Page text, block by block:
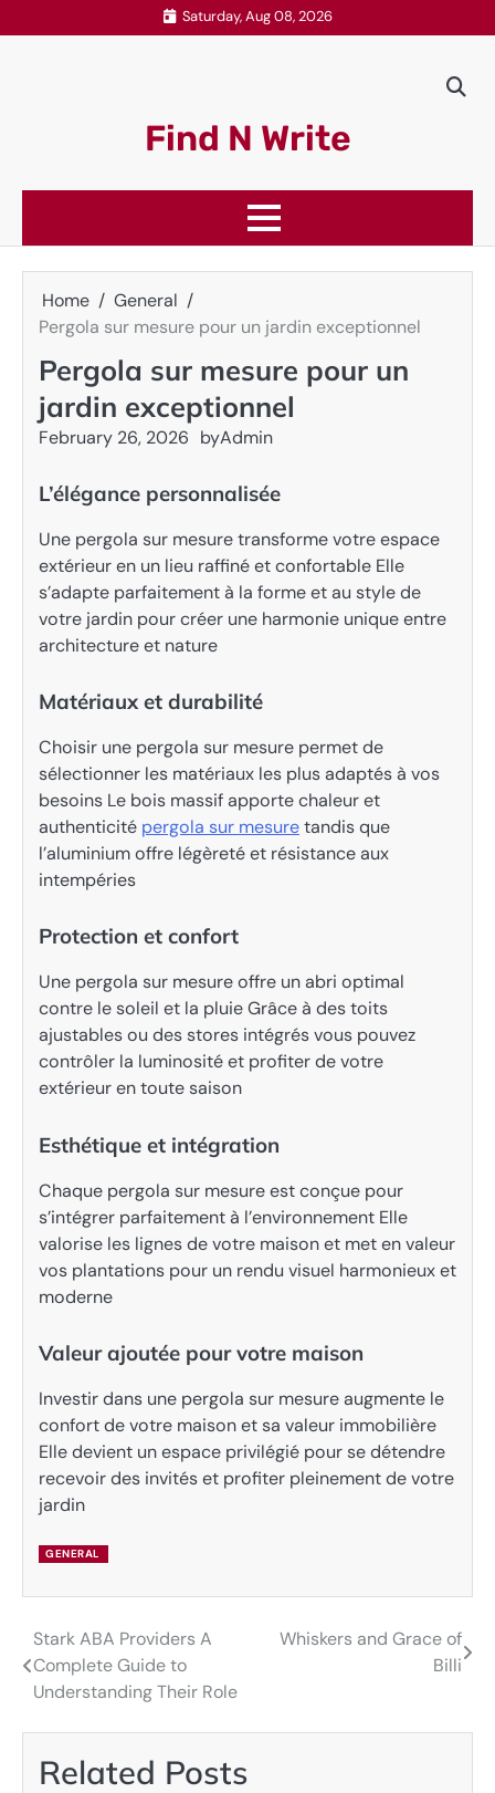
to
Saturday, Aug 08, 2026
Find N Write
Home
General
Pergola sur mesure pour un jardin exceptionnel
Pergola sur mesure pour un
jardin exceptionnel
February 26, 2026 byAdmin
L’élégance personnalisée
Une pergola sur mesure transforme votre espace
extérieur en un lieu raffiné et confortable Elle
s’adapte parfaitement à la forme et au style de
votre jardin pour créer une harmonie unique entre
architecture et nature
Matériaux et durabilité
Choisir une pergola sur mesure permet de
sélectionner les matériaux les plus adaptés à vos
besoins Le bois massif apporte chaleur et
authenticité pergola sur mesuretandis que
l’aluminium offre légèreté et résistance aux
intempéries
Protection et confort
Une pergola sur mesure offre un abri optimal
contre le soleil et la pluie Grâce à des toits
ajustables ou des stores intégrés vous pouvez
contrôler la luminosité et profiter de votre
extérieur en toute saison
Esthétique et intégration
Chaque pergola sur mesure est conçue pour
s’intégrer parfaitement à l’environnement Elle
valorise les lignes de votre maison et met en valeur
vos plantations pour un rendu visuel harmonieux et
moderne
Valeur ajoutée pour votre maison
Investir dans une pergola sur mesure augmente le
confort de votre maison et sa valeur immobilière
Elle devient un espace privilégié pour se détendre
recevoir des invités et profiter pleinement de votre
jardin
GENERAL
Post
navigation
Stark ABA Providers A
Complete Guide to
Understanding Their Role
Whiskers and Grace of
Billi
Related Posts